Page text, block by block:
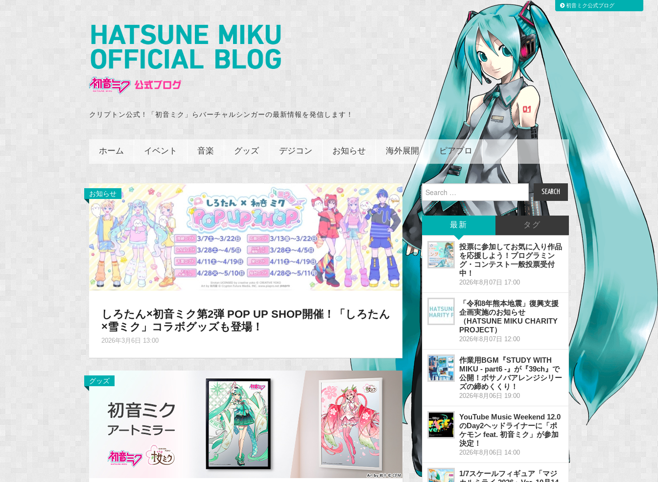
クリプトン公式！「初音ミク」らバーチャルシンガーの最新情報を発信します！
ホーム イベント 音楽 グッズ デジコン お知らせ 海外展開 ピアプロ
お知らせ
しろたん×初音ミク第2弾 POP UP SHOP開催！「しろたん
×雪ミク」コラボグッズも登場！
2026年3月6日 13:00
グッズ
Search
for:
最新 タグ
投票に参加してお気に入り作品
を応援しよう！プログラミン
グ・コンテスト一般投票受付
中！
2026年8月07日 17:00
「令和8年熊本地震」復興支援
企画実施のお知らせ
（HATSUNE MIKU CHARITY
PROJECT）
2026年8月07日 12:00
作業用BGM『STUDY WITH
MIKU - part6 -』が『39ch』で
公開！ボサノバアレンジシリー
ズの締めくくり！
2026年8月06日 19:00
YouTube Music Weekend 12.0
のDay2ヘッドライナーに「ポ
ケモン feat. 初音ミク」が参加
決定！
2026年8月06日 14:00
1/7スケールフィギュア「マジ
初音ミク公式ブログ